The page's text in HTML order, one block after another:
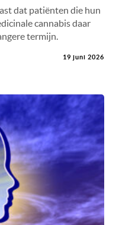
dat patiënten die hun
cannabis daar
termijn.
19 juni 2026